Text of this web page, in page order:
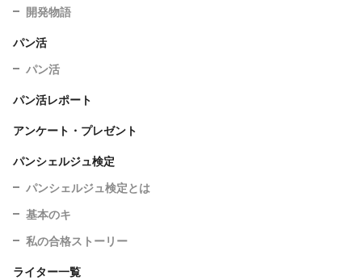
開発物語
パン活
パン活
パン活レポート
アンケート・プレゼント
パンシェルジュ検定
パンシェルジュ検定とは
基本のキ
私の合格ストーリー
ライター一覧